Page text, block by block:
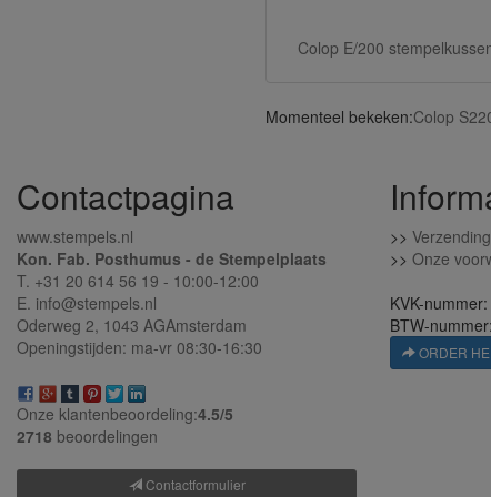
Colop E/200
Momenteel bekeken:Colop
Contactpagina
www.stempels.nl
Kon. Fab. Posthumus - de Stempelplaats
T. +31 20 614 56 19 - 10:00-12:00
E. info@stempels.nl
Oderweg 2, 1043 AGAmsterdam
Openingstijden: ma-vr 08:30-16:30
Onze klantenbeoordeling:4.5/5
2718 beoordelingen
Contactformulier
>>
>> Onze
KVK-
BTW-
ORDER